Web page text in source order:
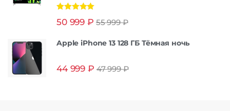
из 5
50 999 ₽ 55 999₽
Apple iPhone 13 128 ГБ Тёмная ночь
44 999 ₽ 47 999₽